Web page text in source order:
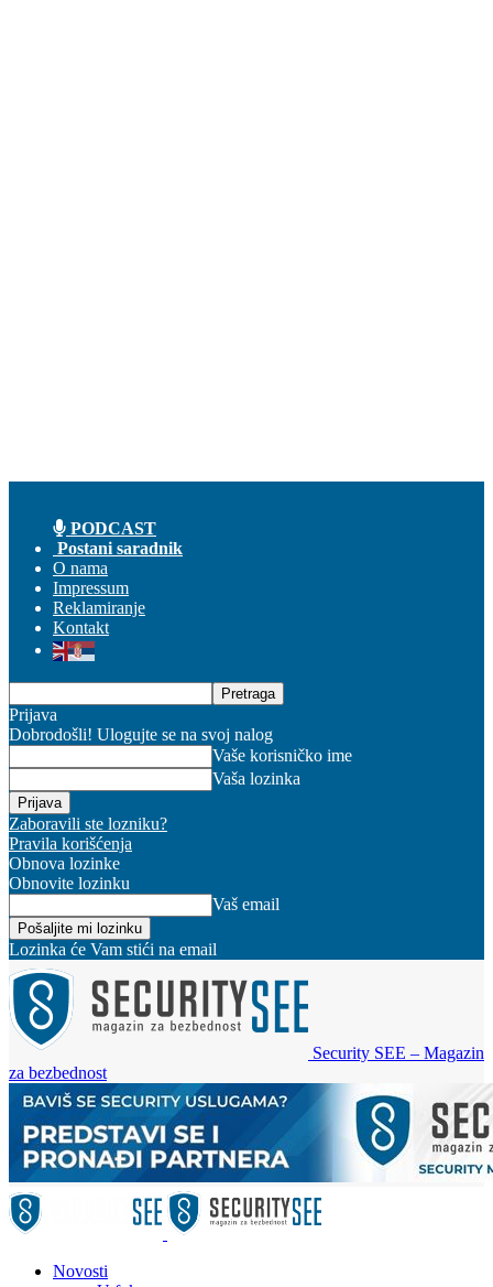
PODCAST
Postani saradnik
O nama
Impressum
Reklamiranje
Kontakt
Prijava
Dobrodošli! Ulogujte se na svoj nalog
Vaše korisničko ime
Vaša lozinka
Zaboravili ste lozniku?
Pravila korišćenja
Obnova lozinke
Obnovite lozinku
Vaš email
Lozinka će Vam stići na email
Security SEE – Magazin
za bezbednost
Novosti